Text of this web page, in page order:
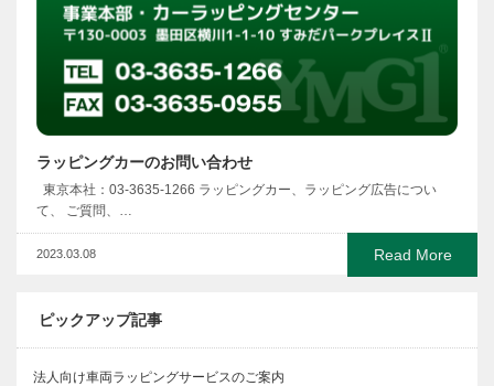
ラッピングカーのお問い合わせ
東京本社：03-3635-1266 ラッピングカー、ラッピング広告につい
て、 ご質問、…
Read More
2023.03.08
ピックアップ記事
法人向け車両ラッピングサービスのご案内